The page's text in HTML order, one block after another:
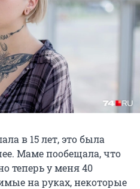
в 15 лет, это была
Маме пообещала, что
теперь у меня 40
на руках, некоторые